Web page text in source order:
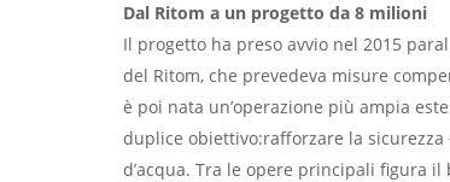
Dal Ritom a un progetto da 8 milioni
Il progetto ha preso avvio nel 2015
del Ritom, che prevedeva misure
è poi nata un’operazione più ampia
duplice obiettivo:rafforzare la
d’acqua. Tra le opere principali figura